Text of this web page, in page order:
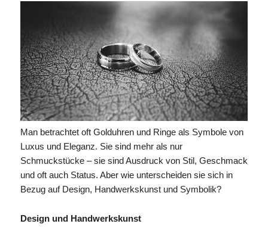
Man betrachtet oft Golduhren und Ringe als Symbole von
Luxus und Eleganz. Sie sind mehr als nur
Schmuckstücke – sie sind Ausdruck von Stil, Geschmack
und oft auch Status. Aber wie unterscheiden sie sich in
Bezug auf Design, Handwerkskunst und Symbolik?
Design und Handwerkskunst